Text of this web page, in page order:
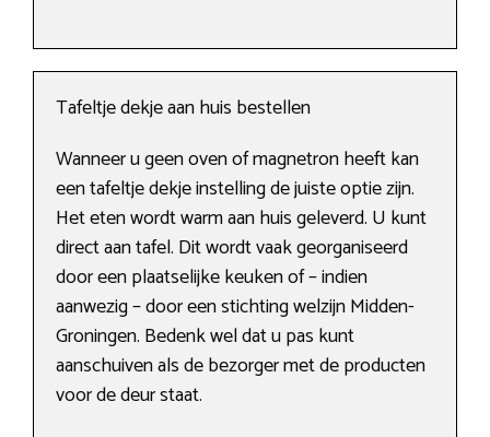
Tafeltje dekje aan huis bestellen
Wanneer u geen oven of magnetron heeft kan
een tafeltje dekje instelling de juiste optie zijn.
Het eten wordt warm aan huis geleverd. U kunt
direct aan tafel. Dit wordt vaak georganiseerd
door een plaatselijke keuken of – indien
aanwezig – door een stichting welzijn Midden-
Groningen. Bedenk wel dat u pas kunt
aanschuiven als de bezorger met de producten
voor de deur staat.